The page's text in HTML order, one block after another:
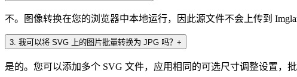
不。图像转换在您的浏览器中本地运行，因此源文件不会上传到
3. 我可以将 SVG 上的图片批量转换为 JPG 吗？ +
是的。您可以添加多个 SVG 文件，应用相同的可选尺寸调整设置，